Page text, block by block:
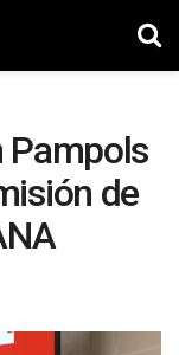
Pampols
de